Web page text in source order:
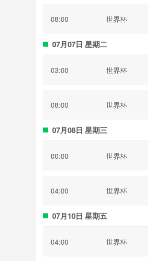
08:00 世界杯
07月07日 星期二
03:00 世界杯
08:00 世界杯
07月08日 星期三
00:00 世界杯
04:00 世界杯
07月10日 星期五
04:00 世界杯